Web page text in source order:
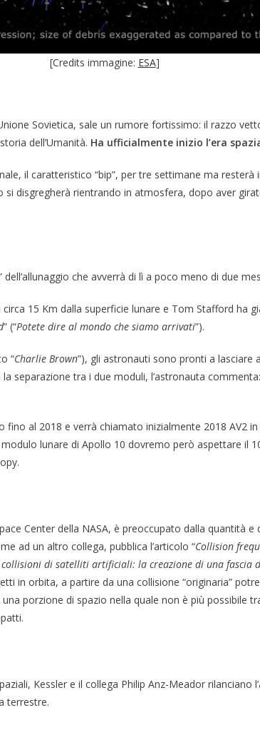
[Credits immagine: ESA]
Sovietica, sale un rumore fortissimo: il razzo
dell’Umanità. Ha ufficialmente inizio l’era
il caratteristico “bip”, per tre settimane ma
disgregherà rientrando in atmosfera, dopo aver
che avverrà di lì a poco meno di due
circa 15 Km dalla superficie lunare e Tom Stafford ha
” (“Potete dire al mondo che siamo arrivati”).
“Charlie Brown”), gli astronauti sono pronti a lasciare
separazione tra i due moduli, l’astronauta
al 2018 e verrà chiamato inizialmente 2018 AV2
lunare di Apollo 10 dovremo però aspettare il
Center della NASA, è preoccupato dalla quantità
ad un altro collega, pubblica l’articolo “Collision
collisioni di satelliti artificiali: la creazione di una fascia
in orbita, a partire da una collisione “originaria”
porzione di spazio nella quale non è più possibile
Kessler e il collega Philip Anz-Meador rilanciano
terrestre.